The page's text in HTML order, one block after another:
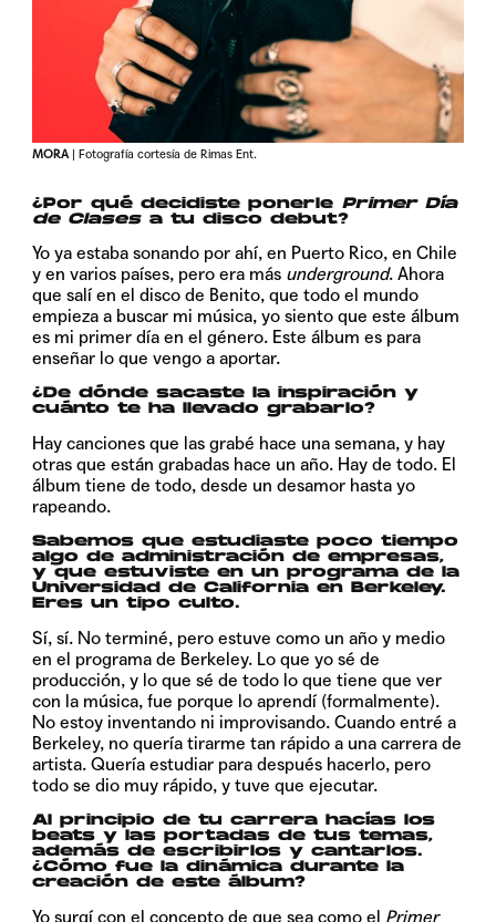
MORA | Fotografía cortesía de Rimas Ent.
¿Por qué decidiste ponerlePrimer Día
de Clasesa tu disco debut?
Yo ya estaba sonando por ahí, en Puerto Rico, en Chile
y en varios países, pero era más underground. Ahora
que salí en el disco de Benito, que todo el mundo
empieza a buscar mi música, yo siento que este álbum
es mi primer día en el género. Este álbum es para
enseñar lo que vengo a aportar.
¿De dónde sacaste la inspiración y
cuánto te ha llevado grabarlo?
Hay canciones que las grabé hace una semana, y hay
otras que están grabadas hace un año. Hay de todo. El
álbum tiene de todo, desde un desamor hasta yo
rapeando.
Sabemos que estudiaste poco tiempo
algo de administración de empresas,
y que estuviste en un programa de la
Universidad de California en Berkeley.
Eres un tipo culto.
Sí, sí. No terminé, pero estuve como un año y medio
en el programa de Berkeley. Lo que yo sé de
producción, y lo que sé de todo lo que tiene que ver
con la música, fue porque lo aprendí (formalmente).
No estoy inventando ni improvisando. Cuando entré a
Berkeley, no quería tirarme tan rápido a una carrera de
artista. Quería estudiar para después hacerlo, pero
todo se dio muy rápido, y tuve que ejecutar.
Al principio de tu carrera hacías los
beats y las portadas de tus temas,
además de escribirlos y cantarlos.
¿Cómo fue la dinámica durante la
creación de este álbum?
Yo surgí con el concepto de que sea como el Primer